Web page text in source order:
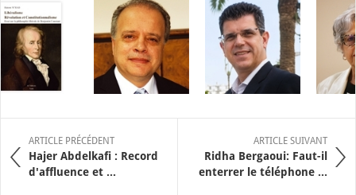
ARTICLE PRÉCÉDENT
Hajer Abdelkafi : Record
d'affluence et ...
ARTICLE SUIVANT
Ridha Bergaoui: Faut-il
enterrer le téléphone ...